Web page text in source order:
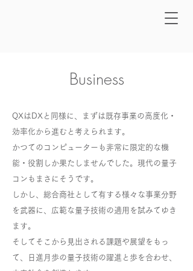
Business
QXはDXと同様に、まずは既存事業の高度化・
効率化から進むと考えられます。
かつてのコンピューターも非常に限定的な機
能・役割しか果たしませんでした。現代の量子
コンもまさにそうです。
しかし、総合商社として有する様々な事業分野
を武器に、広範な量子技術の適用を試みてゆき
ます。
そしてそこから見出される課題や展望をもっ
て、日進月歩の量子技術の躍進と歩を合わせ、